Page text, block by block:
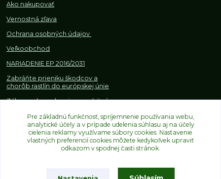
Ako nakupovať
Vernostná zľava
Ochrana osobných údajov
Veľkoobchod
NARIADENIE EP 2016/2031
Zabráňte prieniku škodcov a
chorôb rastlín do európskej únie
Zákazy, obmedzenia a osobitné
obchodovaní s rastlinami
Pre základnú funkčnosť, spríjemnenie používania webu,
analytické účely a v prípade udelenia súhlasu aj na účely
cielenia reklamy využívame súbory cookies. Nastavenie
vlastných preferencií cookies môžete kedykoľvek upraviť
odkazom v spodnej časti stránok.